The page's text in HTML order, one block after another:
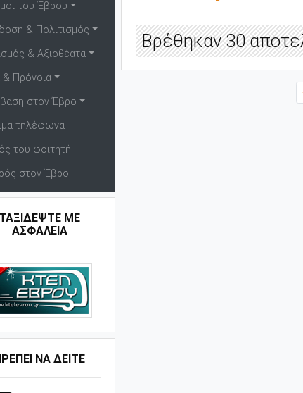
του Έβρου
& Πολιτισμός
& Αξιοθέατα
& Πρόνοια
στον Έβρο
τηλέφωνα
του φοιτητή
στον Έβρο
ΤΑΞΙΔΕΨΤΕ ΜΕ
ΑΣΦΑΛΕΙΑ
ΝΑ ΔΕΙΤΕ
Βρέθηκαν 30